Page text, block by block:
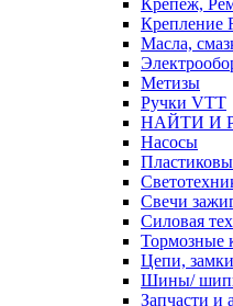
Крепеж,
Крепление
Масла,
Метизы
Ручки VTT
НАЙТИ И
Насосы
Свечи
Силовая
Тормозные
Цепи,
Шины/
Запчасти и